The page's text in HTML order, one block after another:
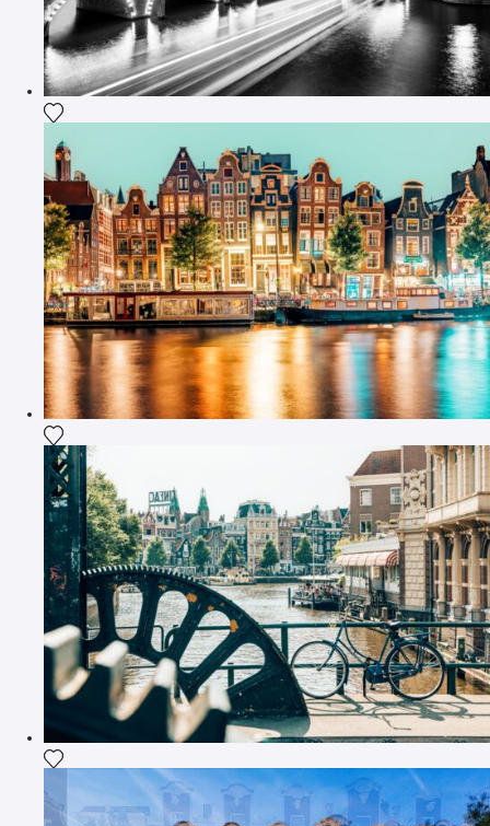
Agrega la fotografía a mi lista de deseos
Agrega la fotografía a mi lista de deseos